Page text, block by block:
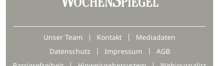
Unser Team Kontakt
Mediadaten
Datenschutz
Impressum
AGB